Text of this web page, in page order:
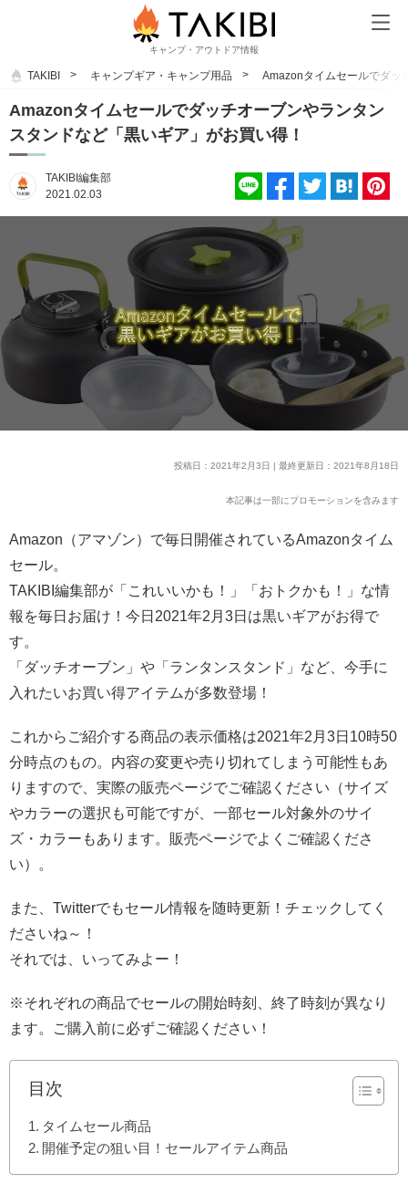
キャンプ・アウトドア情報
TAKIBI キャンプギア・キャンプ用品 Amazonタイムセールでダッ
Amazonタイムセールでダッチオーブンやランタン
スタンドなど「黒いギア」がお買い得！
TAKIBI編集部
2021.02.03
投稿日：2021年2月3日 | 最終更新日：2021年8月18日
本記事は一部にプロモーションを含みます
Amazon（アマゾン）で毎日開催されているAmazonタイム
セール。
TAKIBI編集部が「これいいかも！」「おトクかも！」な情
報を毎日お届け！今日2021年2月3日は黒いギアがお得で
す。
「ダッチオーブン」や「ランタンスタンド」など、今手に
入れたいお買い得アイテムが多数登場！
これからご紹介する商品の表示価格は2021年2月3日10時50
分時点のもの。内容の変更や売り切れてしまう可能性もあ
りますので、実際の販売ページでご確認ください（サイズ
やカラーの選択も可能ですが、一部セール対象外のサイ
ズ・カラーもあります。販売ページでよくご確認くださ
い）。
また、Twitterでもセール情報を随時更新！チェックしてく
ださいね～！
それでは、いってみよー！
※それぞれの商品でセールの開始時刻、終了時刻が異なり
ます。ご購入前に必ずご確認ください！
目次
タイムセール商品
開催予定の狙い目！セールアイテム商品